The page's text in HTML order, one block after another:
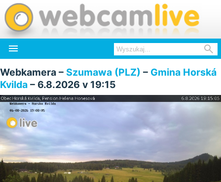
 
Webkamera – Szumawa (PLZ) – Gmina Horská
Kvilda – 6.8.2026 v 19:15